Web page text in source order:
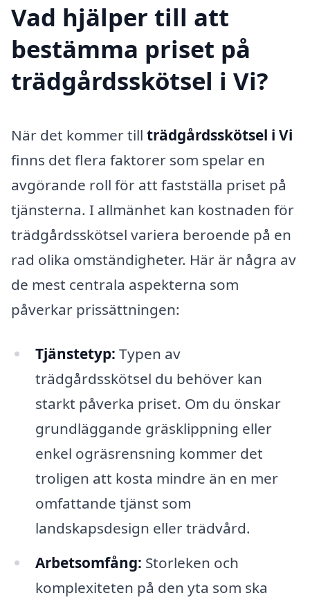
Vad hjälper till att
bestämma priset på
trädgårdsskötsel i Vi?
När det kommer till trädgårdsskötsel i Vi
finns det flera faktorer som spelar en
avgörande roll för att fastställa priset på
tjänsterna. I allmänhet kan kostnaden för
trädgårdsskötsel variera beroende på en
rad olika omständigheter. Här är några av
de mest centrala aspekterna som
påverkar prissättningen:
Tjänstetyp: Typen av
trädgårdsskötsel du behöver kan
starkt påverka priset. Om du önskar
grundläggande gräsklippning eller
enkel ogräsrensning kommer det
troligen att kosta mindre än en mer
omfattande tjänst som
landskapsdesign eller trädvård.
Arbetsomfång: Storleken och
komplexiteten på den yta som ska